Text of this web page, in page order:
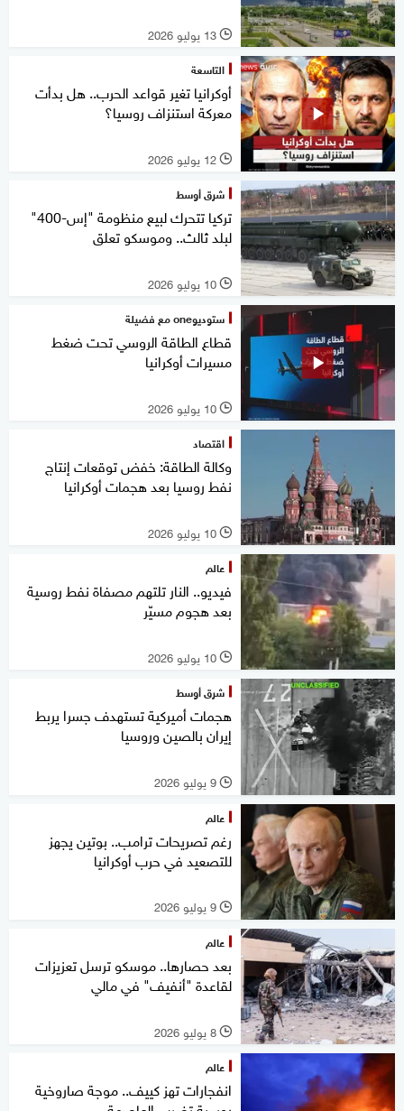
l 13 يوليو 2026
التاسعة
أوكرانيا تغير قواعد الحرب.. هل بدأت
معركة استنزاف روسيا؟
l 12 يوليو 2026
شرق أوسط
تركيا تتحرك لبيع منظومة "إس-400"
لبلد ثالث.. وموسكو تعلق
l 10 يوليو 2026
ستوديوone مع فضيلة
قطاع الطاقة الروسي تحت ضغط
مسيرات أوكرانيا
l 10 يوليو 2026
اقتصاد
وكالة الطاقة: خفض توقعات إنتاج
نفط روسيا بعد هجمات أوكرانيا
l 10 يوليو 2026
عالم
فيديو.. النار تلتهم مصفاة نفط روسية
بعد هجوم مسيّر
l 10 يوليو 2026
شرق أوسط
هجمات أميركية تستهدف جسرا يربط
إيران بالصين وروسيا
l 9 يوليو 2026
عالم
رغم تصريحات ترامب.. بوتين يجهز
للتصعيد في حرب أوكرانيا
l 9 يوليو 2026
عالم
بعد حصارها.. ‏موسكو ترسل تعزيزات
لقاعدة "أنفيف" في مالي
l 8 يوليو 2026
عالم
انفجارات تهز كييف.. موجة صاروخية